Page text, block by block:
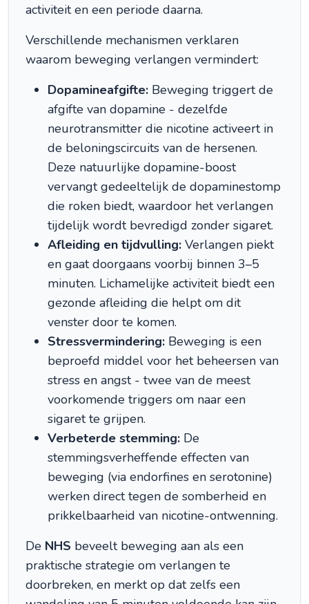
activiteit en een periode daarna.
Verschillende mechanismen verklaren
waarom beweging verlangen vermindert:
Dopamineafgifte: Beweging triggert de
afgifte van dopamine - dezelfde
neurotransmitter die nicotine activeert in
de beloningscircuits van de hersenen.
Deze natuurlijke dopamine-boost
vervangt gedeeltelijk de dopaminestomp
die roken biedt, waardoor het verlangen
tijdelijk wordt bevredigd zonder sigaret.
Afleiding en tijdvulling: Verlangen piekt
en gaat doorgaans voorbij binnen 3–5
minuten. Lichamelijke activiteit biedt een
gezonde afleiding die helpt om dit
venster door te komen.
Stressvermindering: Beweging is een
beproefd middel voor het beheersen van
stress en angst - twee van de meest
voorkomende triggers om naar een
sigaret te grijpen.
Verbeterde stemming: De
stemmingsverheffende effecten van
beweging (via endorfines en serotonine)
werken direct tegen de somberheid en
prikkelbaarheid van nicotine-ontwenning.
De NHS beveelt beweging aan als een
praktische strategie om verlangen te
doorbreken, en merkt op dat zelfs een